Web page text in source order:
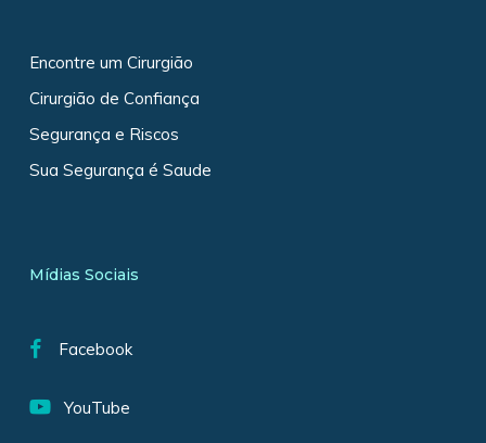
Encontre um Cirurgião
Cirurgião de Confiança
Segurança e Riscos
Sua Segurança é Saude
Mídias Sociais
Facebook
YouTube